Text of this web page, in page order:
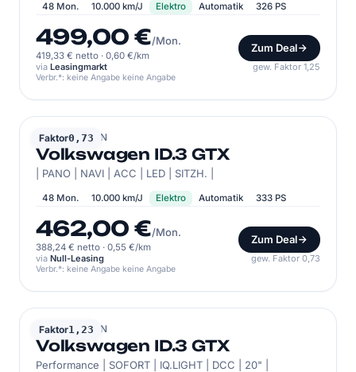
48 Mon. 10.000 km/J Elektro Automatik 326 PS
499,00 €/Mon.
419,33 € netto · 0,60 €/km
Zum Deal
via Leasingmarkt gew. Faktor 1,25
Verbr.*: keine Angabe keine Angabe
Faktor0,73
VOLKSWAGEN
Volkswagen ID.3 GTX
| PANO | NAVI | ACC | LED | SITZH. |
48 Mon. 10.000 km/J Elektro Automatik 333 PS
462,00 €/Mon.
388,24 € netto · 0,55 €/km
Zum Deal
via Null-Leasing gew. Faktor 0,73
Verbr.*: keine Angabe keine Angabe
Faktor1,23
VOLKSWAGEN
Volkswagen ID.3 GTX
Performance | SOFORT | IQ.LIGHT | DCC | 20" |